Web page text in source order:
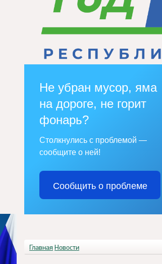
Не убран мусор, яма
на дороге, не горит
фонарь?
Столкнулись с проблемой —
сообщите о ней!
Сообщить о проблеме
Главная Новости